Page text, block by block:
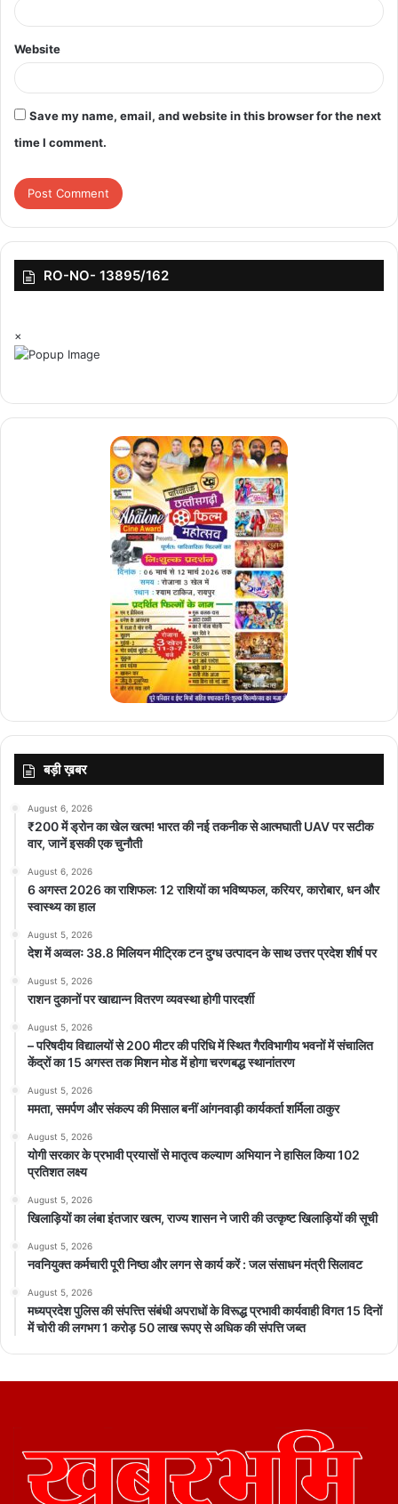
Website
Save my name, email, and website in this browser for the next
time I comment.
RO-NO- 13895/162
×
बड़ी ख़बर
August 6, 2026
₹200 में ड्रोन का खेल खत्म! भारत की नई तकनीक से आत्मघाती UAV पर सटीक
वार, जानें इसकी एक चुनौती
August 6, 2026
6 अगस्त 2026 का राशिफल: 12 राशियों का भविष्यफल, करियर, कारोबार, धन और
स्वास्थ्य का हाल
August 5, 2026
देश में अव्वलः 38.8 मिलियन मीट्रिक टन दुग्ध उत्पादन के साथ उत्तर प्रदेश शीर्ष पर
August 5, 2026
राशन दुकानों पर खाद्यान्न वितरण व्यवस्था होगी पारदर्शी
August 5, 2026
– परिषदीय विद्यालयों से 200 मीटर की परिधि में स्थित गैरविभागीय भवनों में संचालित
केंद्रों का 15 अगस्त तक मिशन मोड में होगा चरणबद्ध स्थानांतरण
August 5, 2026
ममता, समर्पण और संकल्प की मिसाल बनीं आंगनवाड़ी कार्यकर्ता शर्मिला ठाकुर
August 5, 2026
योगी सरकार के प्रभावी प्रयासों से मातृत्व कल्याण अभियान ने हासिल किया 102
प्रतिशत लक्ष्य
August 5, 2026
खिलाड़ियों का लंबा इंतजार खत्म, राज्य शासन ने जारी की उत्कृष्ट खिलाड़ियों की सूची
August 5, 2026
नवनियुक्त कर्मचारी पूरी निष्ठा और लगन से कार्य करें : जल संसाधन मंत्री सिलावट
August 5, 2026
मध्यप्रदेश पुलिस की संपत्त्ति संबंधी अपराधों के विरूद्ध प्रभावी कार्यवाही विगत 15 दिनों
में चोरी की लगभग 1 करोड़ 50 लाख रूपए से अधिक की संपत्ति जब्‍त